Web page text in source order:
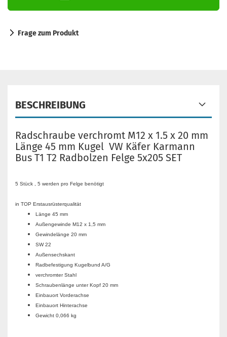
Frage zum Produkt
BESCHREIBUNG
Radschraube verchromt M12 x 1.5 x 20 mm
Länge 45 mm Kugel VW Käfer Karmann
Bus T1 T2 Radbolzen Felge 5x205 SET
5 Stück , 5 werden pro Felge benötigt
in TOP Erstausrüsterqualität
Länge 45 mm
Außengewinde M12 x 1,5 mm
Gewindelänge 20 mm
SW 22
Außensechskant
Radbefestigung Kugelbund A/G
verchromter Stahl
Schraubenlänge unter Kopf 20 mm
Einbauort Vorderachse
Einbauort Hinterachse
Gewicht 0,066 kg